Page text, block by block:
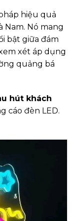
hiệu quả
Nó mang
bật giữa đám
xét áp dụng
quảng bá
hút khách
cáo đèn LED.